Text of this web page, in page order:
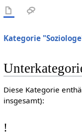
Kategorie
Diese Kategorie
insgesamt):
!